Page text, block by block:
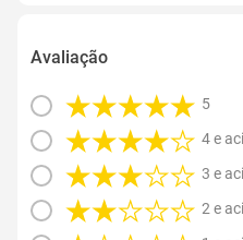
Avaliação
5
4 e
3 e
2 e